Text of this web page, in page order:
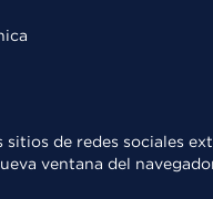
sitios de redes sociales
ventana del